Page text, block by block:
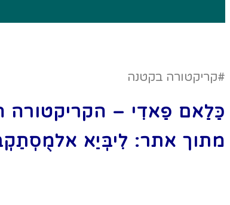
#קריקטורה בקטנה
כַּלַאם פַאדִי – הקריקטורה
מתוך אתר: לִיבְּיַא